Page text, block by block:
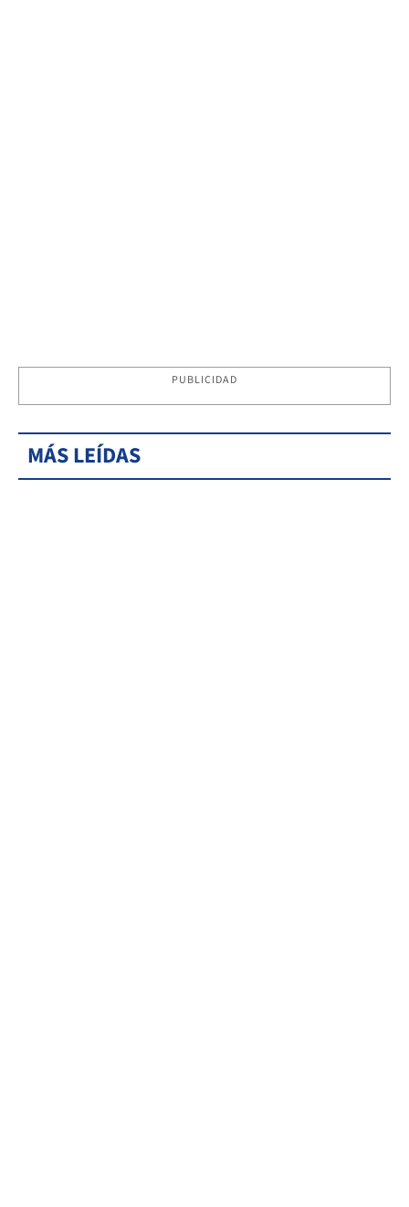
PUBLICIDAD
MÁS LEÍDAS